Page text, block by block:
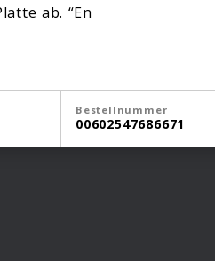
ab. “En
Bestellnummer
00602547686671